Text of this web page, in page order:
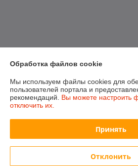
Обработка файлов cookie
Мы используем файлы cookies для
пользователей портала и
рекомендаций. Вы можете настроить
отключить их.
Принять
Отклонить